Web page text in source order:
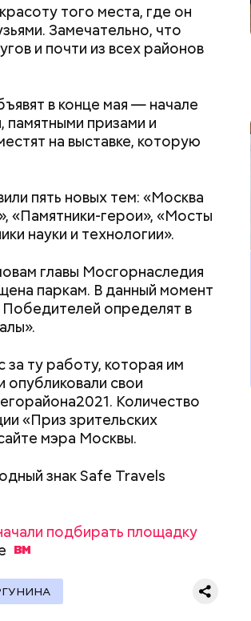
того места, где он
Замечательно, что
и почти из всех районов
в конце мая — начале
призами и
на выставке, которую
пять новых тем: «Москва
«Памятники-герои», «Мосты
науки и технологии».
главы Мосгорнаследия
паркам. В данный момент
Победителей определят в
ту работу, которая им
опубликовали свои
Количество
«Приз зрительских
мэра Москвы.
знак Safe Travels
подбирать площадку
обстановке, чтобы сразу
или нет. Спорить с этим
— оценил специалист.
реставрируют
Как получить до 100 тысяч
рублей от государства при
трудной ситуации: кто может
претендовать и какие нужны